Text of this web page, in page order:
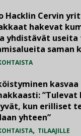
Hacklin Cervin
hakevat
yhdistävät useita
saman
kasvaa
kun erilliset
yhteen”
, TILAAJILLE